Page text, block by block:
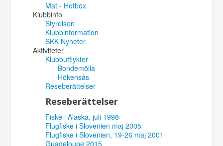
Mat - Hotbox
Klubbinfo
Styrelsen
Klubbinformation
SKK Nyheter
Aktiviteter
Klubbutflykter
Bondemölla
Hökensås
Reseberättelser
Reseberättelser
Fiske i Alaska, juli 1998
Flugfiske i Slovenien maj 2005
Flugfiske i Slovenien, 19-26 maj 2001
Guadeloupe 2015